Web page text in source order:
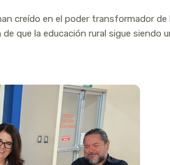
creído en el poder transformador de
que la educación rural sigue siendo